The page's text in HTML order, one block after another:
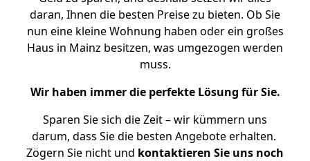
daran, Ihnen die besten Preise zu bieten. Ob Sie
nun eine kleine Wohnung haben oder ein großes
Haus in Mainz besitzen, was umgezogen werden
muss.
Wir haben immer die perfekte Lösung für Sie.
Sparen Sie sich die Zeit – wir kümmern uns
darum, dass Sie die besten Angebote erhalten.
Zögern Sie nicht und kontaktieren Sie uns noch